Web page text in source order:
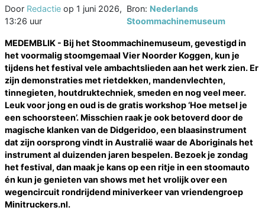
Door Redactie op 1 juni 2026,
13:26 uur
Bron: Nederlands
Stoommachinemuseum
MEDEMBLIK - Bij het Stoommachinemuseum, gevestigd in
het voormalig stoomgemaal Vier Noorder Koggen, kun je
tijdens het festival vele ambachtslieden aan het werk zien. Er
zijn demonstraties met rietdekken, mandenvlechten,
tinnegieten, houtdruktechniek, smeden en nog veel meer.
Leuk voor jong en oud is de gratis workshop ‘Hoe metsel je
een schoorsteen’. Misschien raak je ook betoverd door de
magische klanken van de Didgeridoo, een blaasinstrument
dat zijn oorsprong vindt in Australië waar de Aboriginals het
instrument al duizenden jaren bespelen. Bezoek je zondag
het festival, dan maak je kans op een ritje in een stoomauto
én kun je genieten van shows met het vrolijk over een
wegencircuit rondrijdend miniverkeer van vriendengroep
Minitruckers.nl.